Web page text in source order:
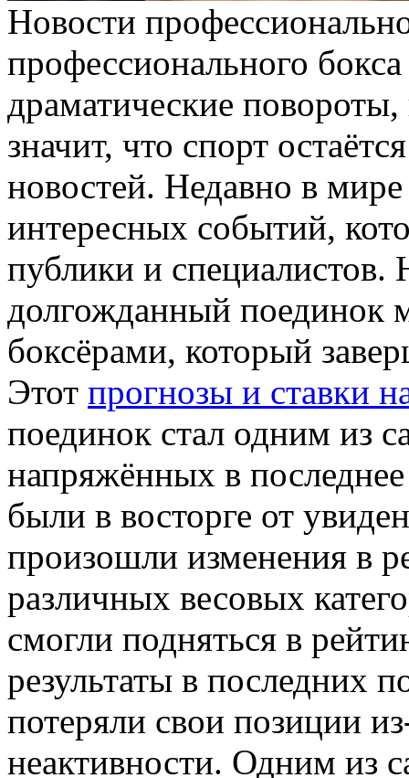
Нoвoсти
профессионального
драматические
значит, что спорт
новостей. Недавно в
интересных событий,
публики и специалистов.
долгожданный поединок
боксёрами, который
Этот прогнозы и ставки
поединок стал одним из
напряжённых в
были в восторге от
произошли изменения в
различных весовых
смогли подняться в
результаты в последних
потеряли свои позиции
неактивности. Одним из